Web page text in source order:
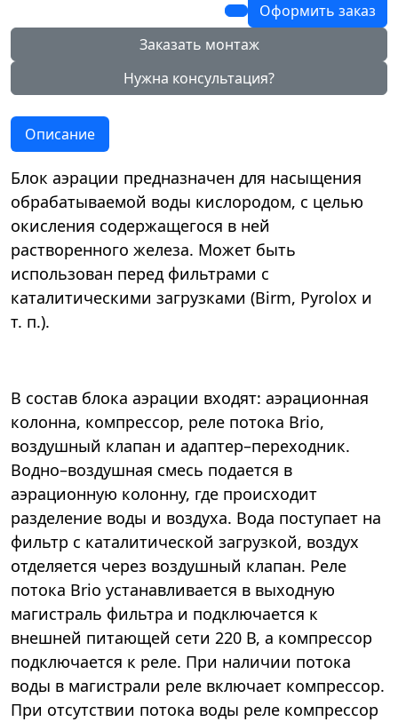
Оформить заказ
Заказать монтаж
Нужна консультация?
Описание
Блок аэрации предназначен для насыщения
обрабатываемой воды кислородом, с целью
окисления содержащегося в ней
растворенного железа. Может быть
использован перед фильтрами с
каталитическими загрузками (Birm, Pyrolox и
т. п.).
В состав блока аэрации входят: аэрационная
колонна, компрессор, реле потока Brio,
воздушный клапан и адаптер–переходник.
Водно–воздушная смесь подается в
аэрационную колонну, где происходит
разделение воды и воздуха. Вода поступает на
фильтр с каталитической загрузкой, воздух
отделяется через воздушный клапан. Реле
потока Brio устанавливается в выходную
магистраль фильтра и подключается к
внешней питающей сети 220 В, а компрессор
подключается к реле. При наличии потока
воды в магистрали реле включает компрессор.
При отсутствии потока воды реле компрессор